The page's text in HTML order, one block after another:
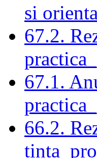
si
67.2.
67.1.
66.2.